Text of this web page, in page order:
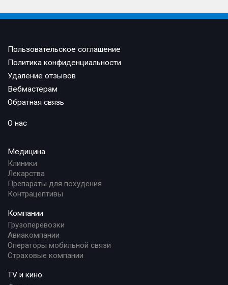
Пользовательское соглашение
Политика конфиденциальности
Удаление отзывов
Вебмастерам
Обратная связь
О нас
Медицина
Клиники
Лекарства
Препараты для похудения
Контрацептивы
Компании
Грузоперевозки
Авиакомпании
Операторы мобильной связи
Страховые компании
TV и кино